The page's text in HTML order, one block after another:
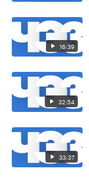
16:39
32:54
33:37